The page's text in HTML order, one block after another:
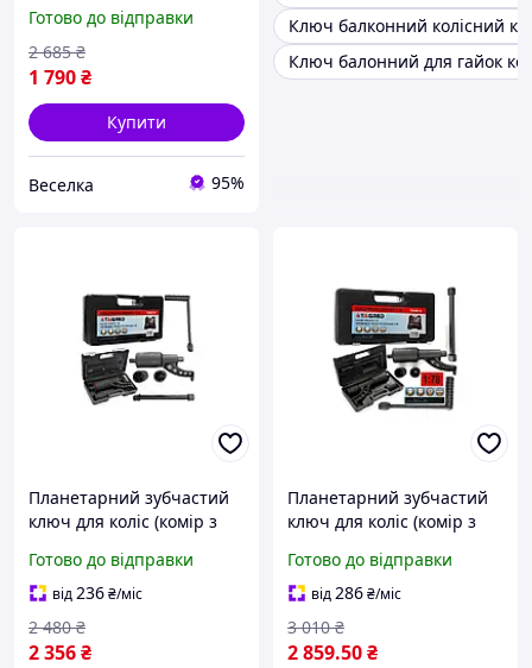
заміни коліс автомобілів
із високим моментом
затягування FLAME
Готово до відправки
1 790₴
2 685 ₴
Купити
Веселка 95%
Ключ балконний колісний
Ключ балонний для гайок
Планетарний зубчастий
ключ для коліс (комір з
TA4014
Готово до відправки
від236₴/міс
2 356₴
2 480 ₴
Планетарний зубчастий
ключ для коліс (комір з
TA4015
Готово до відправки
від286₴/міс
2 859.50₴
3 010 ₴